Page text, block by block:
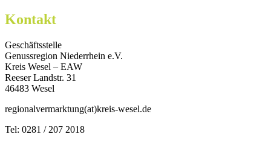
Kontakt
Geschäftsstelle
Genussregion Niederrhein e.V.
Kreis Wesel – EAW
Reeser Landstr. 31
46483 Wesel
regionalvermarktung(at)kreis-wesel.de
Tel: 0281 / 207 2018